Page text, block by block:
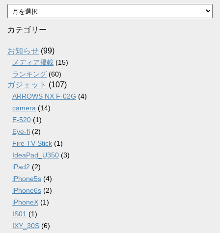
ア
ー
カ
ブ
カテゴリー
お知らせ (99)
メディア掲載 (15)
ランキング (60)
ガジェット (107)
ARROWS NX F-02G (4)
camera (14)
E-520 (1)
Eye-fi (2)
Fire TV Stick (1)
IdeaPad_U350 (3)
iPad2 (2)
iPhone5s (4)
iPhone6s (2)
iPhoneX (1)
IS01 (1)
IXY_30S (6)